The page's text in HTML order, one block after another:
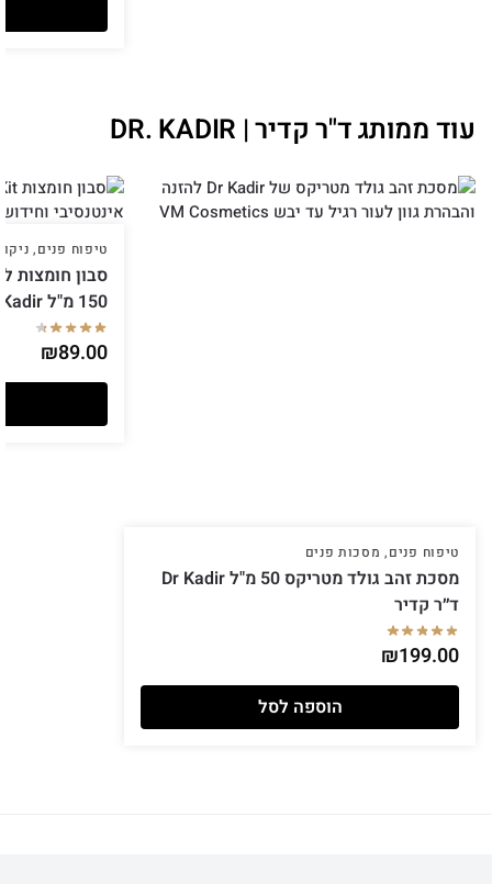
עוד ממותג ד"ר קדיר | DR. KADIR
טיפוח פנים, מסכות פנים
מסכת זהב גולד מטריקס 50 מ"ל Dr Kadir
ד״ר קדיר
₪199.00
הוספה לסל
טיפוח פנים,
סבון חומצות
150 מ"ל Dr Kadir ד״ר קדיר
₪89.00